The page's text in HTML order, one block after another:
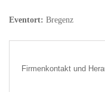
Eventort: Bregenz
Firmenkontakt und